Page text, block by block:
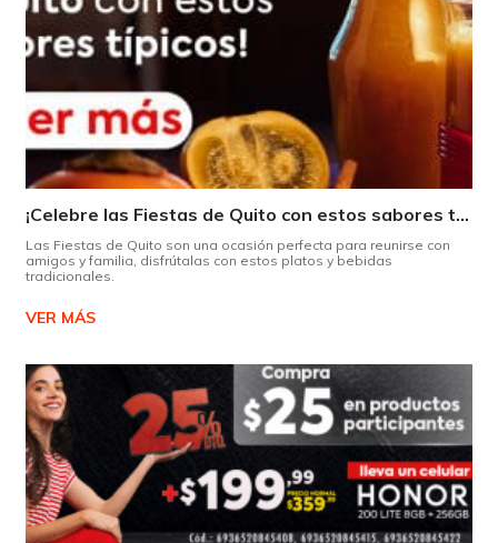
¡Celebre las Fiestas de Quito con estos sabores típicos!
Las Fiestas de Quito son una ocasión perfecta para reunirse con
amigos y familia, disfrútalas con estos platos y bebidas
tradicionales.
VER MÁS